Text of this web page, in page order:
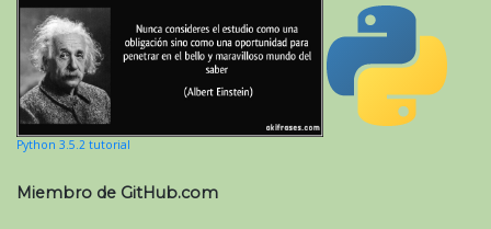
Python 3.5.2 tutorial
Miembro de GitHub.com